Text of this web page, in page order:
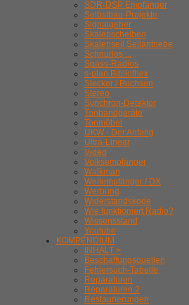
SDR-DSP Empfänger
Selbstbau-Projekte
Signalgeber
Skalenscheiben
Skalenseil Seilantriebe
Schnurlos ...
Spass-Radios
s-plan Bibliothek
Stecker / Buchsen
Stereo
Synchron-Detektor
Tonbandgeräte
Tonmöbel
UKW - Der Anfang
Ultra-Linear
Video
Volksempfänger
Walkman
Weltempfänger / DX
Werbung
Widerstandskode
Wie funktioniert Radio?
Wissensstand
Youtube
KOMPENDIUM
INHALT >
Beschaffungsquellen
Fehlersuch-Tabelle
Reparaturen
Reparaturen 2
Restaurierungen